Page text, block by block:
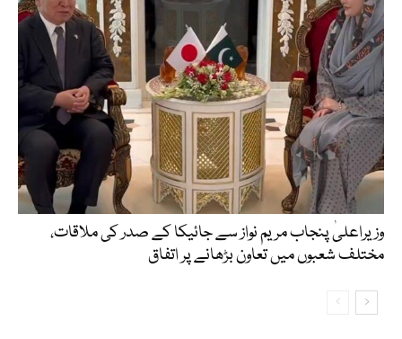
وزیراعلیٰ پنجاب مریم نواز سے جائیکا کے صدر کی ملاقات،
مختلف شعبوں میں تعاون بڑھانے پر اتفاق